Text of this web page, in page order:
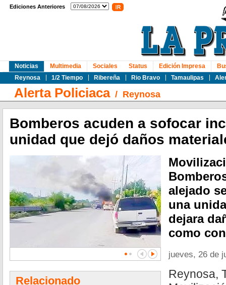
Ediciones Anteriores
Noticias
Reynosa
1/2 Tiempo Ribereña Rio Bravo Tamaulipas
Multimedia Sociales Status Edición Impresa
Alerta Policiaca/ Reynosa
Bomberos acuden a sofocar
unidad que dejó daños
Relacionado
alejado
una
dejara
como
jueves, 26 de
Reynosa,